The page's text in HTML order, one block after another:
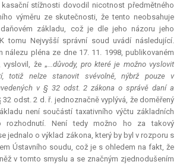
kasační stížnosti dovodil nicotnost předmětného
výměru ze skutečnosti, že tento neobsahuje
základu, což je dle jeho názoru jeho
tomu Nejvyšší správní soud uvádí následující.
nálezu pléna ze dne 17. 11. 1998, publikovaném
že „...důvody, pro které je možno vyslovit
totiž nelze stanovit svévolně, nýbrž pouze v
v § 32 odst. 2 zákona o správě daní a
32 odst. 2 d. ř. jednoznačně vyplývá, že doměřený
není součástí taxativního výčtu základních
rozhodnutí. Není tedy možno ho za takový
jednalo o výklad zákona, který by byl v rozporu s
Ústavního soudu, což je s ohledem na fakt, že
v tomto smyslu a se značným zjednodušením